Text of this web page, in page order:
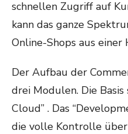
schnellen Zugriff auf
kann das ganze
Online-Shops aus
Der Aufbau der
drei Modulen. Die
Cloud” . Das
die volle Kontrolle